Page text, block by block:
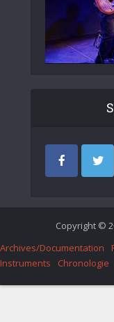
Copyright ©
Archives/Documentation
Instruments
Chronologie